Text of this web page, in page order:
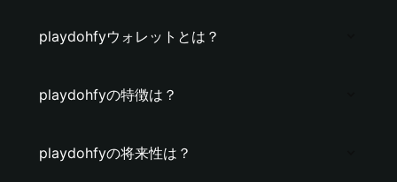
playdohfyウォレットとは？
playdohfyの特徴は？
playdohfyの将来性は？